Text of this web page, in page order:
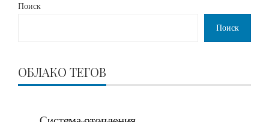
Поиск
Поиск
ОБЛАКО ТЕГОВ